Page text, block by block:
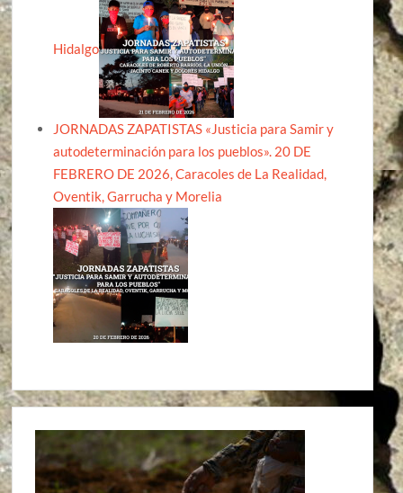
Hidalgo
JORNADAS ZAPATISTAS «Justicia para Samir y
autodeterminación para los pueblos». 20 DE
FEBRERO DE 2026, Caracoles de La Realidad,
Oventik, Garrucha y Morelia